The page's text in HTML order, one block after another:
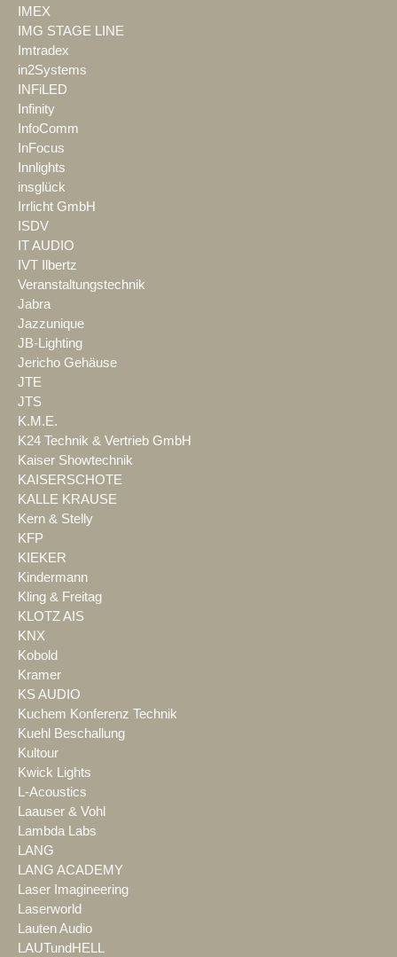
IMEX
IMG STAGE LINE
Imtradex
in2Systems
INFiLED
Infinity
InfoComm
InFocus
Innlights
insglück
Irrlicht GmbH
ISDV
IT AUDIO
IVT Ilbertz
Veranstaltungstechnik
Jabra
Jazzunique
JB-Lighting
Jericho Gehäuse
JTE
JTS
K.M.E.
K24 Technik & Vertrieb GmbH
Kaiser Showtechnik
KAISERSCHOTE
KALLE KRAUSE
Kern & Stelly
KFP
KIEKER
Kindermann
Kling & Freitag
KLOTZ AIS
KNX
Kobold
Kramer
KS AUDIO
Kuchem Konferenz Technik
Kuehl Beschallung
Kultour
Kwick Lights
L-Acoustics
Laauser & Vohl
Lambda Labs
LANG
LANG ACADEMY
Laser Imagineering
Laserworld
Lauten Audio
LAUTundHELL